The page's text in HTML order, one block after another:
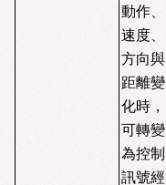
動作、
速度、
方向與
距離變
化時，
可轉變
為控制
訊號經